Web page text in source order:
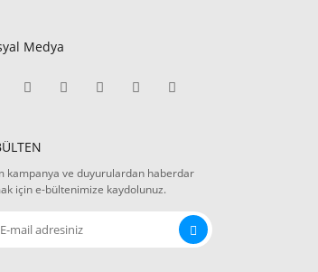
Medya
kampanya ve duyurulardan haberdar
için e-bültenimize kaydolunuz.